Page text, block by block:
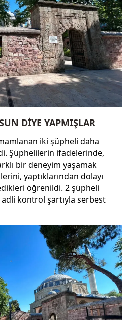
DİYE YAPMIŞLAR
iki şüpheli daha
Şüphelilerin ifadelerinde,
bir deneyim yaşamak
yaptıklarından dolayı
öğrenildi. 2 şüpheli
adli kontrol şartıyla serbest